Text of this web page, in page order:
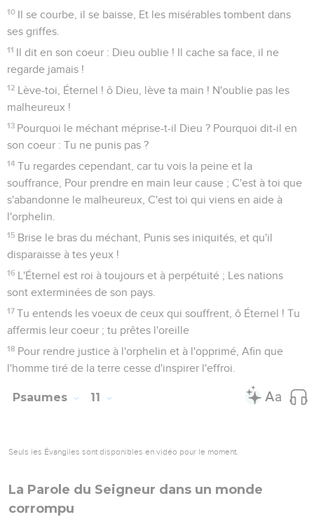
10 Il se courbe, il se baisse, Et les misérables tombent dans
ses griffes.
11 Il dit en son coeur : Dieu oublie ! Il cache sa face, il ne
regarde jamais !
12 Lève-toi, Éternel ! ô Dieu, lève ta main ! N'oublie pas les
malheureux !
13 Pourquoi le méchant méprise-t-il Dieu ? Pourquoi dit-il en
son coeur : Tu ne punis pas ?
14 Tu regardes cependant, car tu vois la peine et la
souffrance, Pour prendre en main leur cause ; C'est à toi que
s'abandonne le malheureux, C'est toi qui viens en aide à
l'orphelin.
15 Brise le bras du méchant, Punis ses iniquités, et qu'il
disparaisse à tes yeux !
16 L'Éternel est roi à toujours et à perpétuité ; Les nations
sont exterminées de son pays.
17 Tu entends les voeux de ceux qui souffrent, ô Éternel ! Tu
affermis leur coeur ; tu prêtes l'oreille
18 Pour rendre justice à l'orphelin et à l'opprimé, Afin que
l'homme tiré de la terre cesse d'inspirer l'effroi.
Psaumes 11
Seuls les Évangiles sont disponibles en vidéo pour le moment.
La Parole du Seigneur dans un monde
corrompu